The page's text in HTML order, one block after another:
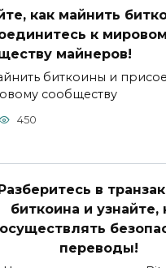
как майнить
к
майнеров!
биткоины и
сообществу
450
в
биткоина и узнайте,
осуществлять
переводы!